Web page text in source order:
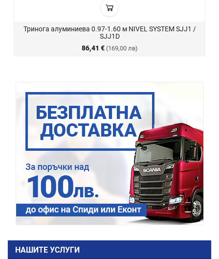
Тринога алуминиева 0.97-1.60 м NIVEL SYSTEM SJJ1 /
SJJ1D
86,41 € (169,00 лв)
НАШИТЕ УСЛУГИ